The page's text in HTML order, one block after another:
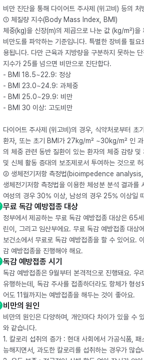
비만 진단을 통해 다이어트 주사제 (위고비) 등의
① 체질량 지수(Body Mass Index, BMI)
체중(kg)을 신장(m)의 제곱으로 나눈 값 (kg/m²)을
비만도를 파악하는 기준입니다. 특별한 장비를 필
용됩니다. 다만 근육과 지방량을 구분하지 못하는
지수가 25를 넘으면 비만으로 진단합다.
- BMI 18.5~22.9: 정상
- BMI 23.0~24.9: 과체중
- BMI 25.0~29.9: 비만
- BMI 30 이상: 고도비만
다이어트 주사제 (위고비)의 경우, 식약처로부터
환자, 또는 초기 BMI가 27kg/m² ~30kg/m² 인 과
의 체중 관련 동반 질환이 있는 환자의 체중 감량
및 신체 활동 증대의 보조제로서 투여하는 것으로
② 생체전기저항 측정법(bioimpedence
생체전기저항 측정법을 이용한 체성분 분석 결과를
여성의 경우 30% 이상, 남성의 경우 25% 이상일
무료 독감 예방접종 대상
정부에서 제공하는 무료 독감 예방접종 대상은 65
린이, 그리고 임산부에요. 무료 독감 예방접종 대상
보건소에서 무료로 독감 예방접종을 할 수 있어요.
감 예방접종을 진행해야 해요.
독감 예방접종 시기
독감 예방접종은 9월부터 본격적으로 진행돼요. 우
유행하는데, 독감 주사를 접종하더라도 항체가 형
어도 11월까지는 예방접종을 해두는 것이 좋아요.
비만의 원인
비만의 원인은 다양하며, 개인마다 차이가 있을 수
와 같습니다.
1. 칼로리 섭취의 증가 : 현대 사회에서 가공식품,
능해지면서, 과도한 칼로리를 섭취하는 경우가 많습